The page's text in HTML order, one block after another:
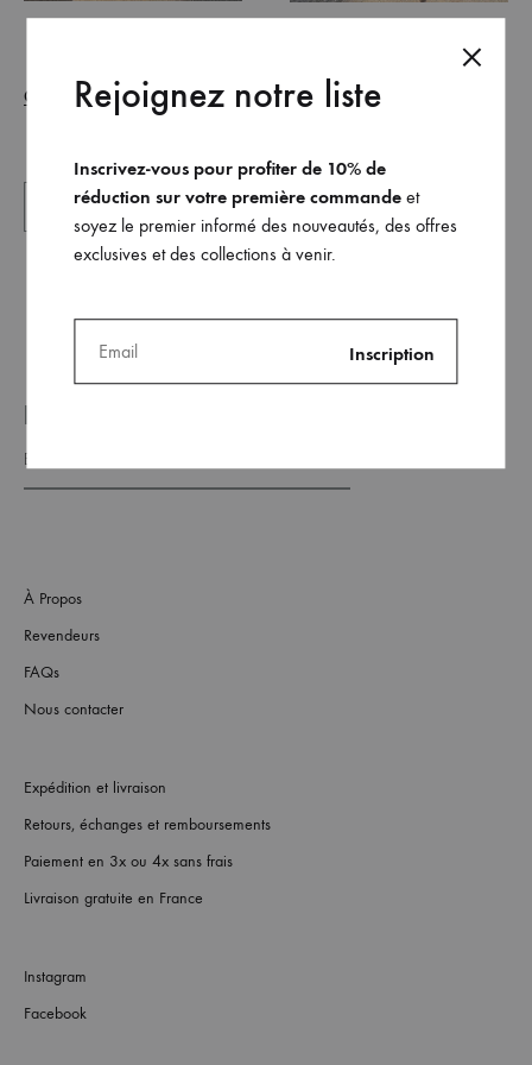
@anetha_musicportele top Lula etle legging Lula
À Propos
Revendeurs
FAQs
Nous contacter
Expédition et livraison
Retours, échanges et remboursements
Paiement en 3x ou 4x sans frais
Livraison gratuite en France
Instagram
Facebook
Rejoignez notre liste
Inscrivez-vous pour profiter de 10% de
réduction sur votre première commande et
soyez le premier informé des nouveautés, des offres
exclusives et des collections à venir.